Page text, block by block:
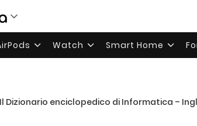
Watch Smart Home
Il Dizionario enciclopedico di Informatica –